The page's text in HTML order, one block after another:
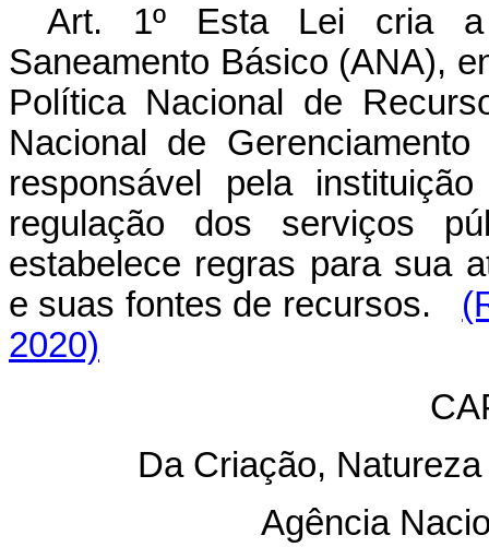
Art. 1º Esta Lei cria a
Saneamento Básico (ANA),
Política Nacional de
Nacional de
responsável pela
regulação dos serviços
estabelece regras para sua
e suas fontes de recursos.
2020)
Da Criação,
Agência